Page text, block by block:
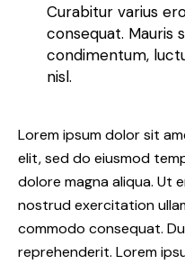
Curabitur varius
consequat. Mauris
condimentum,
nisl.
Lorem ipsum dolor sit
elit, sed do eiusmod
dolore magna aliqua. Ut
nostrud exercitation
commodo consequat.
reprehenderit. Lorem